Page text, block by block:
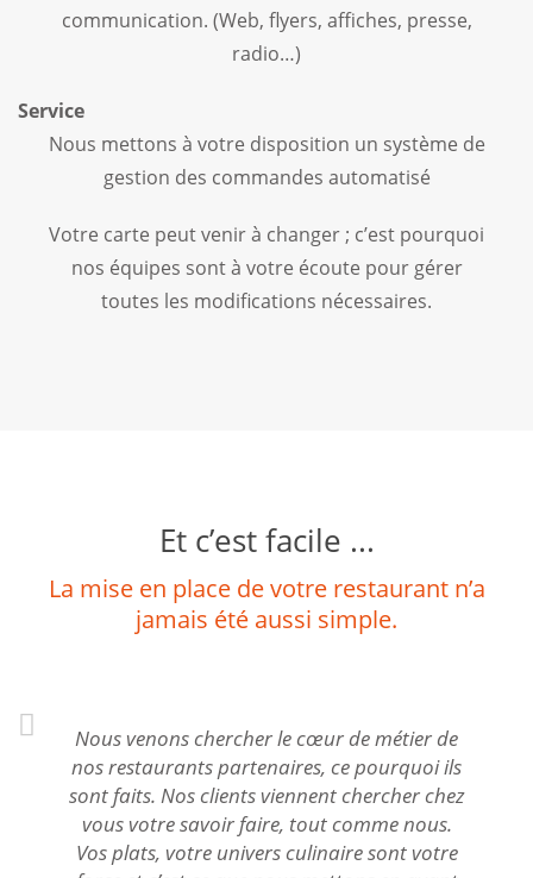
communication. (Web, flyers, affiches, presse,
radio…)
Service
Nous mettons à votre disposition un système de
gestion des commandes automatisé
Votre carte peut venir à changer ; c’est pourquoi
nos équipes sont à votre écoute pour gérer
toutes les modifications nécessaires.
Et c’est facile ...
La mise en place de votre restaurant n’a
jamais été aussi simple.
Nous venons chercher le cœur de métier de
nos restaurants partenaires, ce pourquoi ils
sont faits. Nos clients viennent chercher chez
vous votre savoir faire, tout comme nous.
Vos plats, votre univers culinaire sont votre